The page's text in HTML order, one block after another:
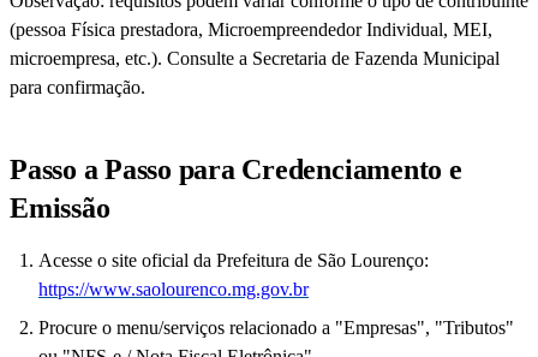
(pessoa Física prestadora, Microempreendedor Individual, MEI,
microempresa, etc.). Consulte a Secretaria de Fazenda Municipal
para confirmação.
Passo a Passo para Credenciamento e
Emissão
Acesse o site oficial da Prefeitura de São Lourenço:
https://www.saolourenco.mg.gov.br
Procure o menu/serviços relacionado a "Empresas", "Tributos"